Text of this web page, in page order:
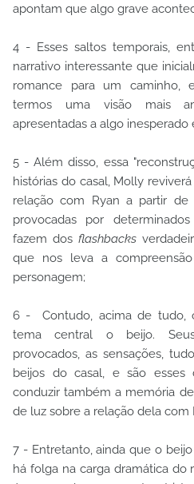
apontam que algo grave
4 - Esses saltos temporais,
narrativo interessante que
romance para um caminho,
termos uma visão mais
apresentadas a algo inesperado
5 - Além disso, essa
histórias do casal, Molly
relação com Ryan a partir de
provocadas por
fazem dosflashbacks
que nos leva a
personagem;
6 - Contudo, acima de tudo,
tema central o beijo.
provocados, as sensações,
beijos do casal, e são esses
conduzir também a memória
de luz sobre a relação dela com
7 - Entretanto, ainda que o
há folga na carga dramática